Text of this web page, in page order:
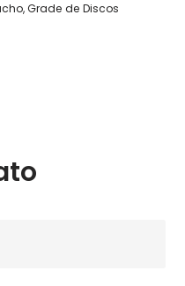
,Grade de Discos